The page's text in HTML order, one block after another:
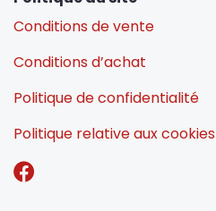
Conditions de vente
Conditions d’achat
Politique de confidentialité
Politique relative aux cookies